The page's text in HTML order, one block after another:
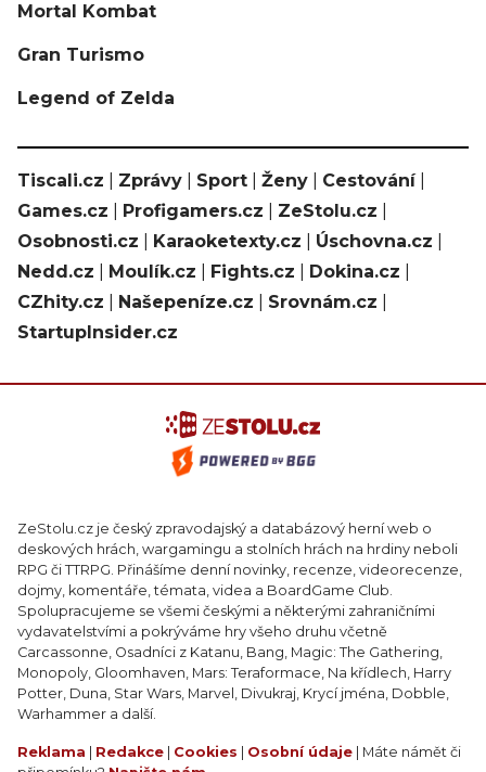
Mortal Kombat
Gran Turismo
Legend of Zelda
Tiscali.cz Zprávy Sport Ženy Cestování|
Games.cz
Profigamers.cz ZeStolu.cz
Osobnosti.cz
Karaoketexty.cz Úschovna.cz
Nedd.cz
Moulík.cz Fights.cz Dokina.cz
CZhity.cz
Našepeníze.cz Srovnám.cz
StartupInsider.cz
ZeStolu.cz je český zpravodajský a databázový herní web o
deskových hrách, wargamingu a stolních hrách na hrdiny neboli
RPG či TTRPG. Přinášíme denní novinky, recenze, videorecenze,
dojmy, komentáře, témata, videa a BoardGame Club.
Spolupracujeme se všemi českými a některými zahraničními
vydavatelstvími a pokrýváme hry všeho druhu včetně
Carcassonne, Osadníci z Katanu, Bang, Magic: The Gathering,
Monopoly, Gloomhaven, Mars: Teraformace, Na křídlech, Harry
Potter, Duna, Star Wars, Marvel, Divukraj, Krycí jména, Dobble,
Warhammer a další.
Reklama Redakce Cookies Osobní údaje | Máte námět či